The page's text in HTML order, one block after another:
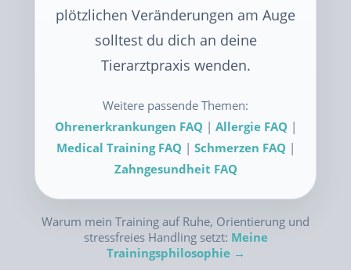
plötzlichen Veränderungen am Auge
solltest du dich an deine
Tierarztpraxis wenden.
Weitere passende Themen:
Ohrenerkrankungen FAQ | Allergie FAQ |
Medical Training FAQ | Schmerzen FAQ |
Zahngesundheit FAQ
Warum mein Training auf Ruhe, Orientierung und
stressfreies Handling setzt: Meine
Trainingsphilosophie →